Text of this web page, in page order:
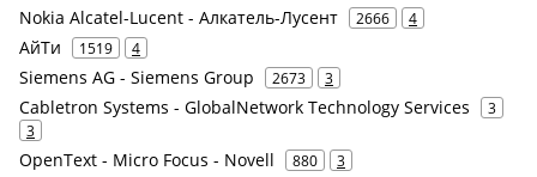
Nokia Alcatel-Lucent - Алкатель-Лусент 2666 4
АйТи 1519 4
Siemens AG - Siemens Group 2673 3
Cabletron Systems - GlobalNetwork Technology Services
3
3
OpenText - Micro Focus - Novell 880 3